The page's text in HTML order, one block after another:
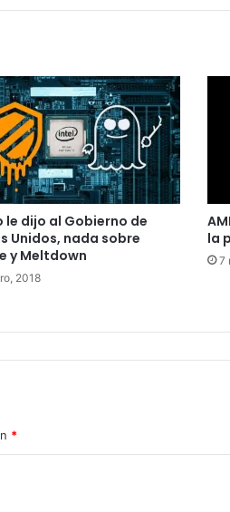
le dijo al Gobierno de
Unidos, nada sobre
y Meltdown
2018
la
7
*